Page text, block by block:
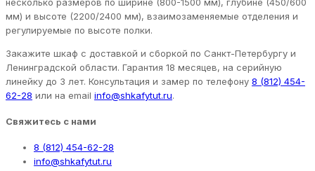
мм) и высоте (2200/2400 мм), взаимозаменяемые отделения и
регулируемые по высоте полки.
Закажите шкаф с доставкой и сборкой по Санкт-Петербургу и
Ленинградской области. Гарантия 18 месяцев, на серийную
линейку до 3 лет. Консультация и замер по телефону 8 (812) 454-
62-28 или на email info@shkafytut.ru.
Свяжитесь с нами
8 (812) 454-62-28
info@shkafytut.ru